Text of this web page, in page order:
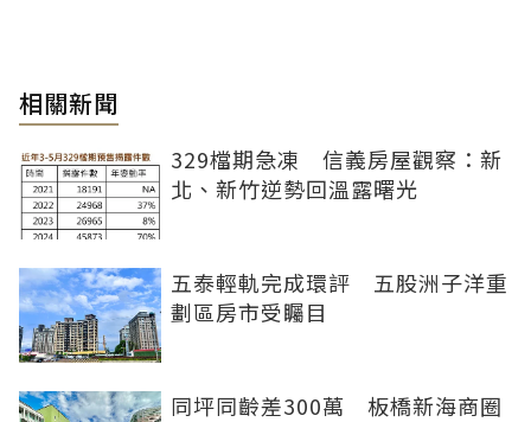
相關新聞
329檔期急凍 信義房屋觀察：新
北、新竹逆勢回溫露曙光
五泰輕軌完成環評 五股洲子洋重
劃區房市受矚目
同坪同齡差300萬 板橋新海商圈